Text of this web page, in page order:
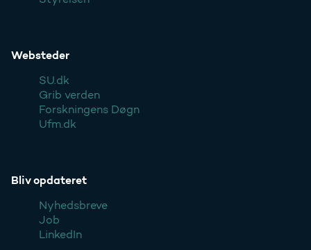
Websteder
SU.dk
Grib verden
Forskningens Døgn
Ufm.dk
Bliv opdateret
Nyhedsbreve
Job
LinkedIn